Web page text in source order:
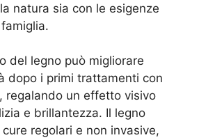
natura sia con le esigenze
del legno può migliorare
dopo i primi trattamenti con
regalando un effetto visivo
e brillantezza. Il legno
regolari e non invasive,